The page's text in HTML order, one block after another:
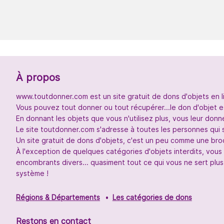
À propos
www.toutdonner.com est un site gratuit de dons d'objets en
Vous pouvez tout donner ou tout récupérer...le don d'objet
En donnant les objets que vous n'utilisez plus, vous leur
Le site toutdonner.com s'adresse à toutes les personnes
Un site gratuit de dons d'objets, c'est un peu comme une
À l'exception de quelques catégories d'objets interdits,
encombrants divers... quasiment tout ce qui vous ne sert
système !
Régions & Départements Les catégories de dons
Restons en contact